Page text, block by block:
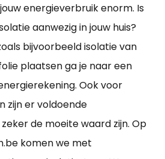
energieverbruik enorm. Is
aanwezig in jouw huis?
bijvoorbeeld isolatie van
plaatsen ga je naar een
Ook voor
zijn er voldoende
de moeite waard zijn. Op
komen we met